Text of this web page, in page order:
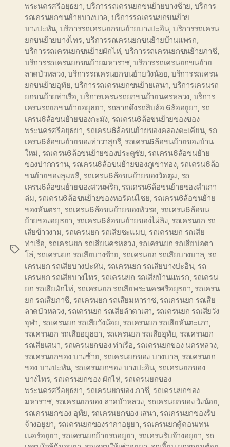
Tags
พระนครศรีอยุธยา ,บริการรถเครนยกขนย้ายบางซ้าย บริการ
รถเครนยกขนย้ายบางบาล บริการรถเครนยกขนย้าย
บางปะหัน บริการรถเครนยกขนย้ายบางปะอิน, บริการรถเครน
ยกขนย้ายบางไทร,บริการรถเครนยกขนย้ายบ้านแพรก
บริการรถเครนยกขนย้ายผักไห่ บริการรถเครนยกขนย้ายภาชี,
บริการรถเครนยกขนย้ายมหาราช,บริการรถเครนยกขนย้าย
ลาดบัวหลวง,บริการรถเครนยกขนย้ายวังน้อย บริการรถเครน
ยกขนย้ายอุทัย บริการรถเครนยกขนย้ายเสนา บริการเครนรถ
ยกขนย้ายท่าเรือ ,บริการเครนรถยกขนย้ายนครหลวง บริการ
เครนรถยกขนย้ายอยุธยา รถลากดึงรถสิบล้อ 6ล้ออยูยา รถ
เครน6ล้อขนย้ายของกะมัง รถเครน6ล้อขนย้ายของของ
พระนครศรีอยุธยา รถเครน6ล้อขนย้ายของคลองตะเคียน, รถ
เครน6ล้อขนย้ายของท่าวาสุกรี, รถเครน6ล้อขนย้ายของบ้าน
ใหม่ รถเครน6ล้อขนย้ายของประตูชัย รถเครน6ล้อขนย้าย
ของปากกราน, รถเครน6ล้อขนย้ายของภูเขาทอง, รถเครน6ล้อ
ขนย้ายของลุมพลี รถเครน6ล้อขนย้ายของวัดตูม รถ
เครน6ล้อขนย้ายของสวนพริก รถเครน6ล้อขนย้ายของสำเภา
ล่ม รถเครน6ล้อขนย้ายของหอรัตนไชย รถเครน6ล้อขนย้าย
ของหันตรา รถเครน6ล้อขนย้ายของหัวรอ รถเครน6ล้อขน
ย้ายของอยุธยา รถเครน6ล้อขนย้ายของไผ่ลิง, รถเครนยก รถ
เสียข้าวงาม รถเครนยก รถเสียชะแมบ รถเครนยก รถเสีย
ท่าเรือ รถเครนยก รถเสียนครหลวง, รถเครนยก รถเสียบ่อตา
โล่ รถเครนยก รถเสียบางซ้าย รถเครนยก รถเสียบางบาล รถ
เครนยก รถเสียบางปะหัน รถเครนยก รถเสียบางปะอิน, รถ
เครนยก รถเสียบางไทร, รถเครนยก รถเสียบ้านแพรก รถเครน
ยก รถเสียผักไห่ รถเครนยก รถเสียพระนครศรีอยุธยา รถเครน
ยก รถเสียภาชี รถเครนยก รถเสียมหาราช, รถเครนยก รถเสีย
ลาดบัวหลวง, รถเครนยก รถเสียลำตาเสา รถเครนยก รถเสียวัง
จุฬา รถเครนยก รถเสียวังน้อย รถเครนยก รถเสียหันตะเภา
รถเครนยก รถเสียอยุธยา รถเครนยก รถเสียอุทัย รถเครนยก
รถเสียเสนา รถเครนยกของ ท่าเรือ รถเครนยกของ นครหลวง,
รถเครนยกของ บางซ้าย รถเครนยกของ บางบาล รถเครนยก
ของ บางปะหัน รถเครนยกของ บางปะอิน, รถเครนยกของ
บางไทร, รถเครนยกของ ผักไห่ รถเครนยกของ
พระนครศรีอยุธยา รถเครนยกของ ภาชี, รถเครนยกของ
มหาราช, รถเครนยกของ ลาดบัวหลวง, รถเครนยกของ วังน้อย
รถเครนยกของ อุทัย รถเครนยกของ เสนา รถเครนยกของรับ
จ้างอยูยา รถเครนยกของราคาอยูยา รถเครนยกตู้คอนเทน
เนอร์อยูยา รถเครนยกย้ายรถอยูยา รถเครนรับจ้างอยูยา รถ